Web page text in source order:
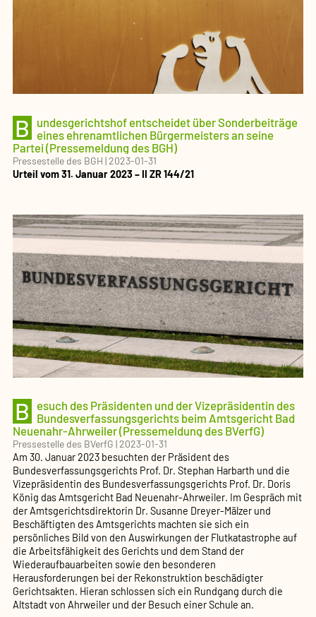
B
undesgerichtshof entscheidet über Sonderbeiträge
eines ehrenamtlichen Bürgermeisters an seine
Partei (Pressemeldung des BGH)
Pressestelle des BGH |2023-01-31
Urteil vom 31. Januar 2023 – II ZR 144/21
B
esuch des Präsidenten und der Vizepräsidentin des
Bundesverfassungsgerichts beim Amtsgericht Bad
Neuenahr-Ahrweiler (Pressemeldung des BVerfG)
Pressestelle des BVerfG |2023-01-31
Am 30. Januar 2023 besuchten der Präsident des
Bundesverfassungsgerichts Prof. Dr. Stephan Harbarth und die
Vizepräsidentin des Bundesverfassungsgerichts Prof. Dr. Doris
König das Amtsgericht Bad Neuenahr-Ahrweiler. Im Gespräch mit
der Amtsgerichtsdirektorin Dr. Susanne Dreyer-Mälzer und
Beschäftigten des Amtsgerichts machten sie sich ein
persönliches Bild von den Auswirkungen der Flutkatastrophe auf
die Arbeitsfähigkeit des Gerichts und dem Stand der
Wiederaufbauarbeiten sowie den besonderen
Herausforderungen bei der Rekonstruktion beschädigter
Gerichtsakten. Hieran schlossen sich ein Rundgang durch die
Altstadt von Ahrweiler und der Besuch einer Schule an.